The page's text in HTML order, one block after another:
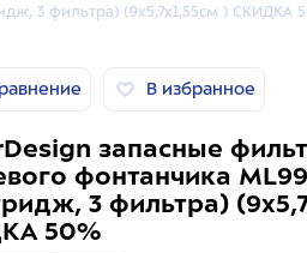
3 фильтра) (9х5,7х1,55см ) СКИДКА
В избранное
запасные
фонтанчика
3 фильтра)
50%